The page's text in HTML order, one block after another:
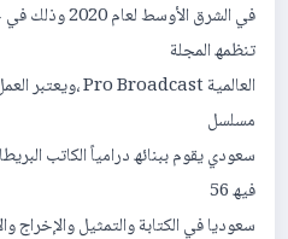
تنظمھ المجلة
مسلسل
سعودي یقوم ببنائھ درامیاً الكاتب
فیھ 56